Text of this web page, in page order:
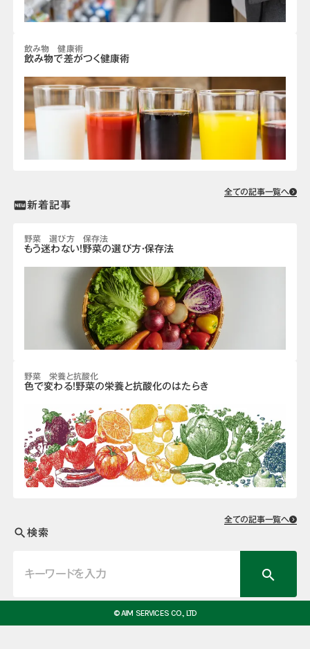
飲み物 健康術
飲み物で差がつく健康術
全ての記事一覧へ
fiber_new新着記事
野菜 選び方 保存法
もう迷わない！野菜の選び方・保存法
野菜 栄養と抗酸化
色で変わる！野菜の栄養と抗酸化のはたらき
全ての記事一覧へ
search検索
search
© AIM SERVICES CO., LTD